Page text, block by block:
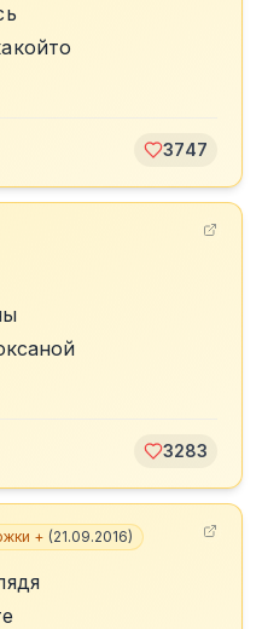
3747
3283
+ (21.09.2016)